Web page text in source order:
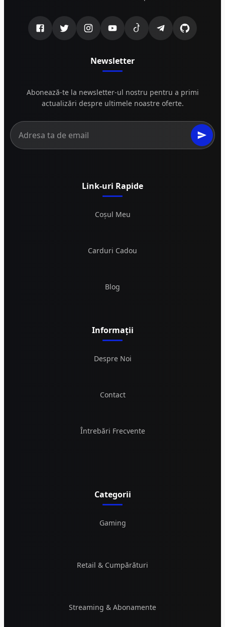
Newsletter
Abonează-te la newsletter-ul nostru pentru a primi
actualizări despre ultimele noastre oferte.
Link-uri Rapide
Coșul Meu
Carduri Cadou
Blog
Informații
Despre Noi
Contact
Întrebări Frecvente
Categorii
Gaming
Retail & Cumpărături
Streaming & Abonamente